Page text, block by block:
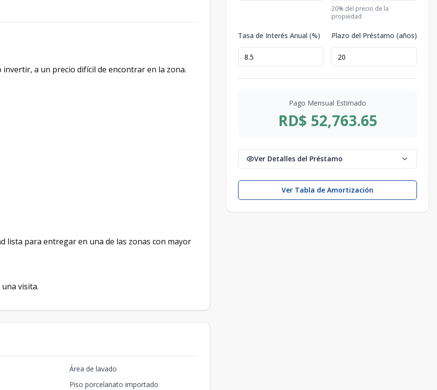
a un precio difícil de encontrar en la zona.
lista para entregar en una de las zonas con mayor
visita.
Área de lavado
Piso porcelanato importado
20% del precio de la
propiedad
Tasa de Interés Anual (%) Plazo del Préstamo (años)
Pago Mensual Estimado
RD$ 52,763.65
Ver Detalles del Préstamo
Ver Tabla de Amortización